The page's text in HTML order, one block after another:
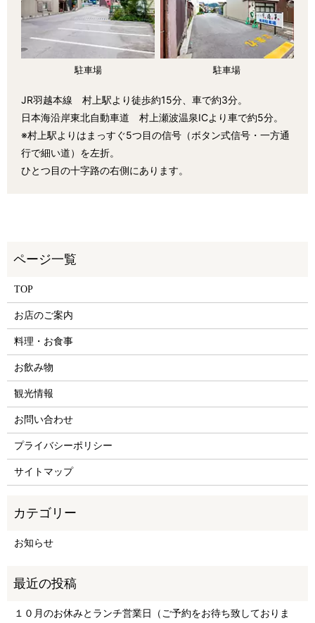
駐車場 駐車場
JR羽越本線 村上駅より徒歩約15分、車で約3分。
日本海沿岸東北自動車道 村上瀬波温泉ICより車で約5分。
※村上駅よりはまっすぐ5つ目の信号（ボタン式信号・一方通
行で細い道）を左折。
ひとつ目の十字路の右側にあります。
TOP
お店のご案内
料理・お食事
お飲み物
観光情報
お問い合わせ
プライバシーポリシー
サイトマップ
お知らせ
１０月のお休みとランチ営業日（ご予約をお待ち致しておりま